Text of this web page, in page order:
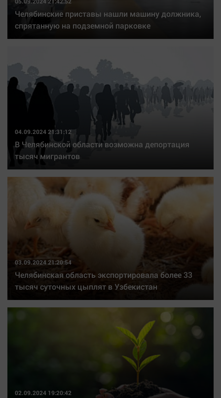
Челябинские приставы нашли машину должника,
спрятанную на подземной парковке
04.09.2024 21:31:12
В Челябинской области возможна депортация
тысяч мигрантов
03.09.2024 21:20:54
Челябинская область экспортировала более 33
тысяч суточных цыплят в Узбекистан
02.09.2024 19:20:42